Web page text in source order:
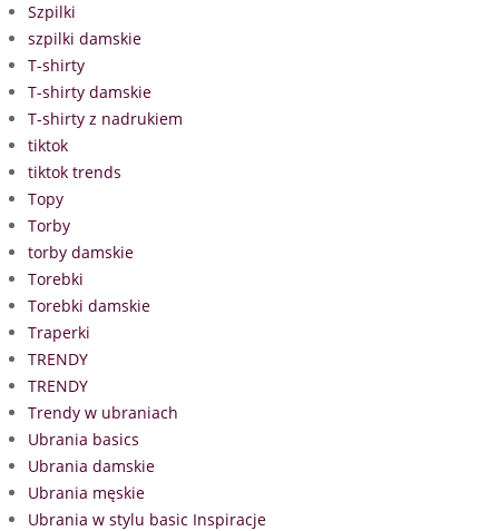
Szpilki
szpilki damskie
T-shirty
T-shirty damskie
T-shirty z nadrukiem
tiktok
tiktok trends
Topy
Torby
torby damskie
Torebki
Torebki damskie
Traperki
TRENDY
TRENDY
Trendy w ubraniach
Ubrania basics
Ubrania damskie
Ubrania męskie
Ubrania w stylu basic Inspiracje